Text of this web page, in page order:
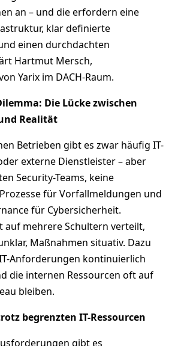
an – und die erfordern eine
klar definierte
einen durchdachten
Hartmut Mersch,
Yarix im DACH-Raum.
Die Lücke zwischen
Realität
Betrieben gibt es zwar häufig IT-
externe Dienstleister – aber
Security-Teams, keine
für Vorfallmeldungen und
für Cybersicherheit.
auf mehrere Schultern verteilt,
Maßnahmen situativ. Dazu
Anforderungen kontinuierlich
die internen Ressourcen oft auf
bleiben.
begrenzten IT-Ressourcen
gibt es